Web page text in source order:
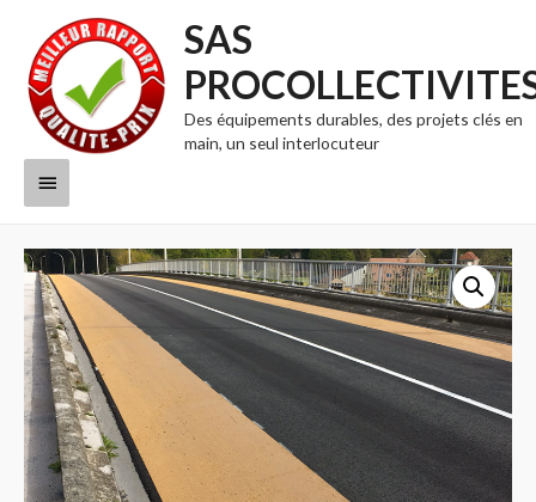
SAS
Des équipements durables, des projets clés en
main, un seul interlocuteur
Menu